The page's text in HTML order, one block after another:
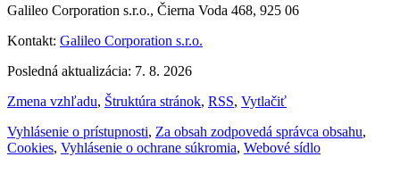
Galileo Corporation s.r.o., Čierna Voda 468, 925 06
Kontakt: Galileo Corporation s.r.o.
Posledná aktualizácia: 7. 8. 2026
Zmena vzhľadu, Štruktúra stránok, RSS, Vytlačiť
Vyhlásenie o prístupnosti, Za obsah zodpovedá správca obsahu,
Cookies, Vyhlásenie o ochrane súkromia, Webové sídlo